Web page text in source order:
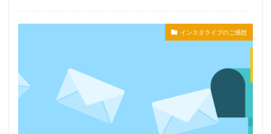
インスタライブのご感想